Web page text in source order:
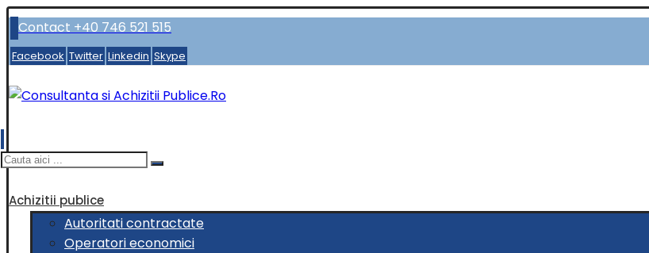
Contact +40 746 521 515
Facebook Twitter Linkedin Skype
Achizitii publice
Autoritati contractate
Operatori economici